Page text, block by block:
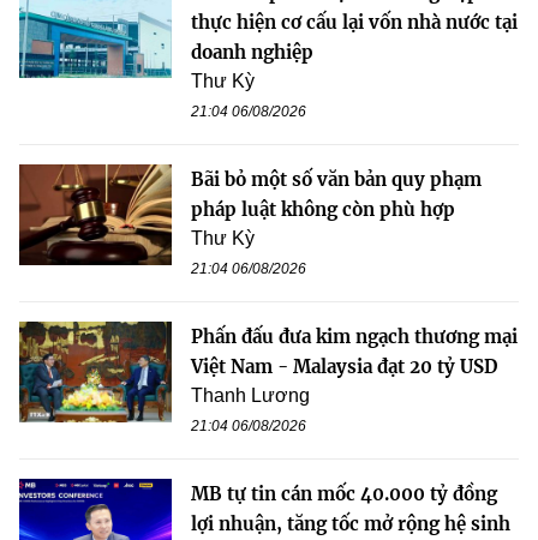
thực hiện cơ cấu lại vốn nhà nước tại
doanh nghiệp
Thư Kỳ
21:04 06/08/2026
Bãi bỏ một số văn bản quy phạm
pháp luật không còn phù hợp
Thư Kỳ
21:04 06/08/2026
Phấn đấu đưa kim ngạch thương mại
Việt Nam - Malaysia đạt 20 tỷ USD
Thanh Lương
21:04 06/08/2026
MB tự tin cán mốc 40.000 tỷ đồng
lợi nhuận, tăng tốc mở rộng hệ sinh